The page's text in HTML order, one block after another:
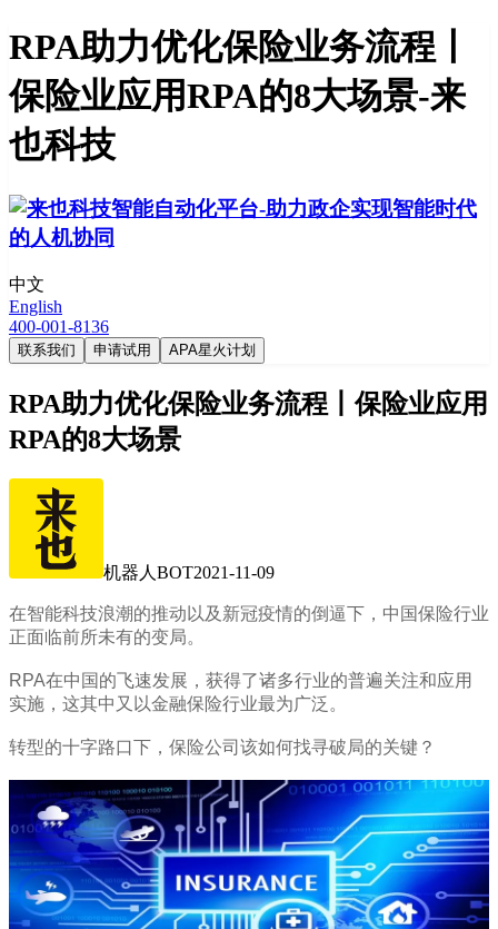
RPA助力优化保险业务流程丨
保险业应用RPA的8大场景-来
也科技
中文
English
400-001-8136
联系我们 申请试用 APA星火计划
RPA助力优化保险业务流程丨保险业应用
RPA的8大场景
机器人BOT2021-11-09
在智能科技浪潮的推动以及新冠疫情的倒逼下，中国保险行业
正面临前所未有的变局。
RPA在中国的飞速发展，获得了诸多行业的普遍关注和应用
实施，这其中又以金融保险行业最为广泛。
转型的十字路口下，保险公司该如何找寻破局的关键？